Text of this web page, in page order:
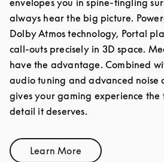
always hear the big picture.
Dolby Atmos technology, Portal
call-outs precisely in 3D space.
have the advantage. Combined
audio tuning and advanced noise
gives your gaming experience the
detail it deserves.
Learn MoreLink Opens in New Tab